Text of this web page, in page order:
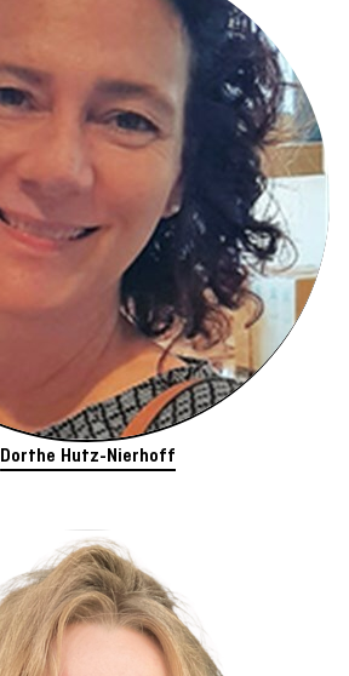
Dorthe Hutz-Nierhoff